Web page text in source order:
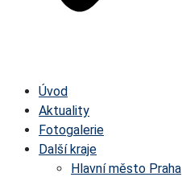
Úvod
Aktuality
Fotogalerie
Další kraje
Hlavní město Praha